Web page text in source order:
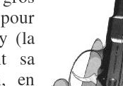
(la
sa
en